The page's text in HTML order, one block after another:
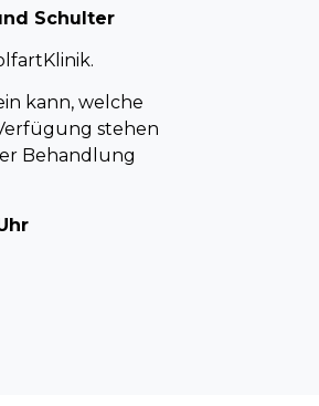
Schulter
kann, welche
stehen
Behandlung